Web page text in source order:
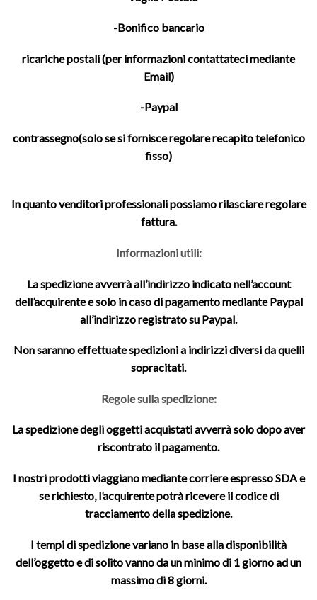
-Bonifico bancario
ricariche postali (per informazioni contattateci mediante
Email)
-Paypal
contrassegno(solo se si fornisce regolare recapito telefonico
fisso)
In quanto venditori professionali possiamo rilasciare regolare
fattura.
Informazioni utili:
La spedizione avverrà all’indirizzo indicato nell’account
dell’acquirente e solo in caso di pagamento mediante Paypal
all’indirizzo registrato su Paypal.
Non saranno effettuate spedizioni a indirizzi diversi da quelli
sopracitati.
Regole sulla spedizione:
La spedizione degli oggetti acquistati avverrà solo dopo aver
riscontrato il pagamento.
I nostri prodotti viaggiano mediante corriere espresso SDA e
se richiesto, l’acquirente potrà ricevere il codice di
tracciamento della spedizione.
I tempi di spedizione variano in base alla disponibilità
dell’oggetto e di solito vanno da un minimo di 1 giorno ad un
massimo di 8 giorni.